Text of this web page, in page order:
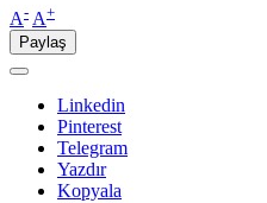
A- A+
Paylaş
Linkedin
Pinterest
Telegram
Yazdır
Kopyala